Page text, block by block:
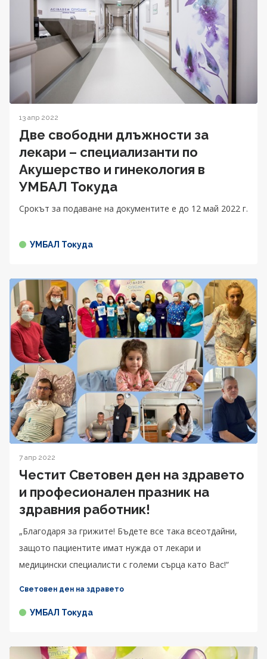
13 апр 2022
Две свободни длъжности за
лекари – специализанти по
Акушерство и гинекология в
УМБАЛ Токуда
Срокът за подаване на документите е до 12 май 2022 г.
УМБАЛ Токуда
7 апр 2022
Честит Световен ден на здравето
и професионален празник на
здравния работник!
„Благодаря за грижите! Бъдете все така всеотдайни,
защото пациентите имат нужда от лекари и
медицински специалисти с големи сърца като Вас!“
Световен ден на здравето
УМБАЛ Токуда